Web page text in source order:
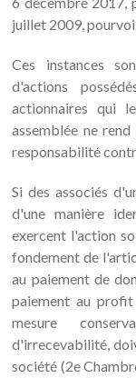
juillet 2009, pourvoi
Ces instances
d'actions
actionnaires qui
assemblée ne
responsabilité
Si des associés
d'une manière
exercent l'action
fondement de
au paiement de
paiement au
mesure
d'irrecevabilité,
société (2e